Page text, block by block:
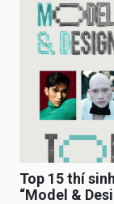
Top 15 thí
“Model &